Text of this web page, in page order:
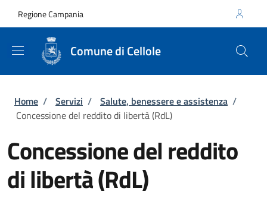
Regione Campania
Comune di Cellole
Briciole di pane
Home / Servizi / Salute, benessere e assistenza /
Concessione del reddito di libertà (RdL)
Concessione del reddito
di libertà (RdL)